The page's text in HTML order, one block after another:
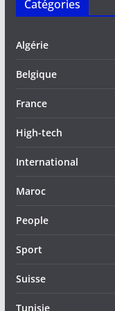
Catégories
Algérie
Belgique
France
High-tech
International
Maroc
People
Sport
Suisse
Tunisie